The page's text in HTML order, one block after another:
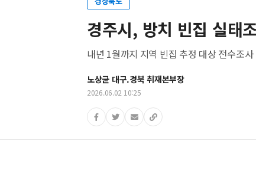
경주시, 방치 빈집 실태
내년 1월까지 지역 빈집 추정 대상 전수조사
노상균 대구.경북 취재본부장
2026.06.02 10:25